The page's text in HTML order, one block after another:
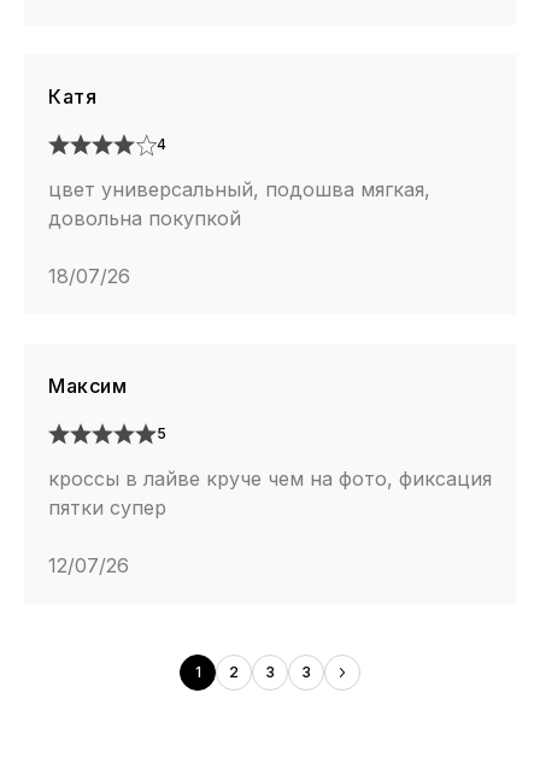
Катя
4
цвет универсальный, подошва мягкая,
довольна покупкой
18/07/26
Максим
5
кроссы в лайве круче чем на фото, фиксация
пятки супер
12/07/26
1 2 3 3